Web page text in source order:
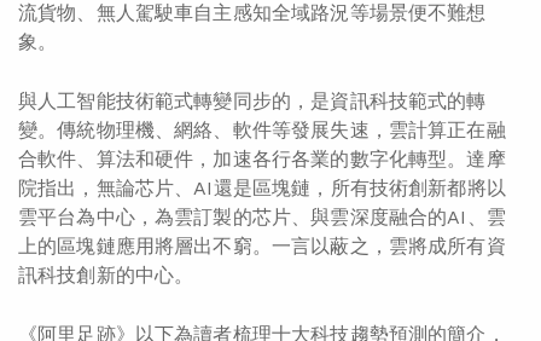
流貨物、無人駕駛車自主感知全域路況等場景便不難想
象。
與人工智能技術範式轉變同步的，是資訊科技範式的轉
變。傳統物理機、網絡、軟件等發展失速，雲計算正在融
合軟件、算法和硬件，加速各行各業的數字化轉型。達摩
院指出，無論芯片、AI還是區塊鏈，所有技術創新都將以
雲平台為中心，為雲訂製的芯片、與雲深度融合的AI、雲
上的區塊鏈應用將層出不窮。一言以蔽之，雲將成所有資
訊科技創新的中心。
《阿里足跡》以下為讀者梳理十大科技趨勢預測的簡介，